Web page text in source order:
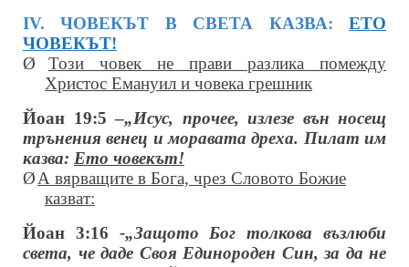
ІV. ЧОВЕКЪТ В СВЕТА КАЗВА: ЕТО
ЧОВЕКЪТ!
Ø
Този човек не прави разлика помежду
Христос Емануил и човека грешник
Йоан 19:5 –„Исус, прочее, излезе вън носещ
трънения венец и моравата дреха. Пилат им
казва: Ето човекът!
ØА вярващите в Бога, чрез Словото Божие
казват:
Йоан 3:16 -„Защото Бог толкова възлюби
света, че даде Своя Единороден Син, за да не